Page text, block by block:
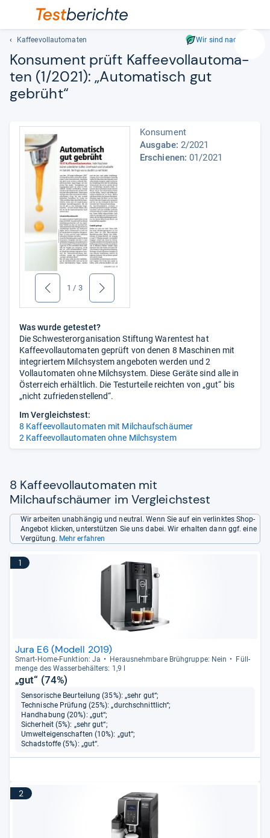
Geben
Kaffeevollautomaten Wir sind nachhaltig
Kon­su­ment prüft Kaf­fee­voll­au­to­ma­
ten (1/2021): „Auto­ma­tisch gut
gebrüht“
zurück 1 / 3 weiter
Konsument
Ausgabe: 2/2021
Erschienen: 01/2021
Was wurde getestet?
Die Schwesterorganisation Stiftung Warentest hat
Kaffeevollautomaten geprüft von denen 8 Maschinen mit
integriertem Milchsystem angeboten werden und 2
Vollautomaten ohne Milchsystem. Diese Geräte sind alle in
Österreich erhältlich. Die Testurteile reichten von „gut“ bis
„nicht zufriedenstellend“.
Im Vergleichstest:
8 Kaffeevollautomaten mit Milchaufschäumer
2 Kaffeevollautomaten ohne Milchsystem
8 Kaffeevollautomaten mit
Milchaufschäumer im Vergleichstest
Wir arbeiten unabhängig und neutral. Wenn Sie auf ein verlinktes Shop-
Angebot klicken, unterstützen Sie uns dabei. Wir erhalten dann ggf. eine
Vergütung. Mehr erfahren
1
Jura E6 (Modell 2019)
Smart-​Home-​Funk­tion: Ja Her­aus­nehm­bare Brüh­gruppe: Nein
Füll­
menge des Was­ser­be­häl­ters: 1,9 l
„gut“ (74%)
Sensorische Beurteilung (35%): „sehr gut“;
Technische Prüfung (25%): „durchschnittlich“;
Handhabung (20%): „gut“;
Sicherheit (5%): „sehr gut“;
Umwelteigenschaften (10%): „gut“;
Schadstoffe (5%): „gut“.
2